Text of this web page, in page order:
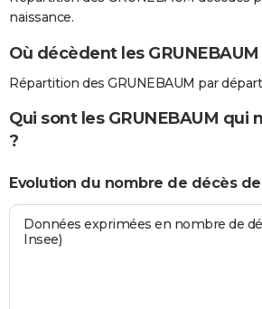
naissance.
Où décèdent les GRUNEBAUM
Répartition des GRUNEBAUM par
Qui sont les GRUNEBAUM qui
?
Evolution du nombre de décès de
Données exprimées en nombre de
Insee)